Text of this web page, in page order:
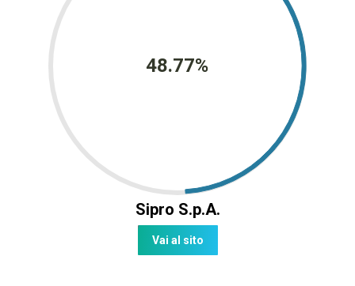
48.77%
Sipro S.p.A.
Vai al sito